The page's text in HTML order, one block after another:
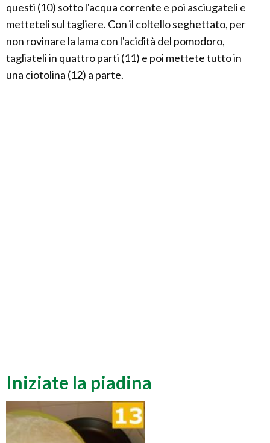
questi (10) sotto l'acqua corrente e poi asciugateli e
metteteli sul tagliere. Con il coltello seghettato, per
non rovinare la lama con l'acidità del pomodoro,
tagliateli in quattro parti (11) e poi mettete tutto in
una ciotolina (12) a parte.
Iniziate la piadina